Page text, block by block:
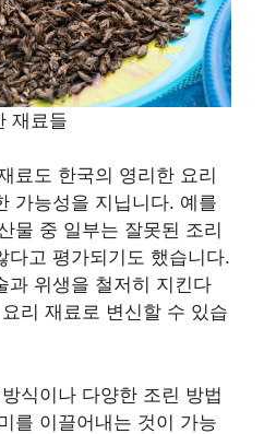
재료들
료도 한국의 영리한 요리
가능성을 지닙니다. 예를
물 중 일부는 잘못된 조리
다고 평가되기도 했습니다.
과 위생을 철저히 지킨다
리 재료로 변신할 수 있습
식이나 다양한 조린 방법
를 이끌어내는 것이 가능